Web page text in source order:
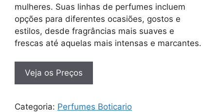
mulheres. Suas linhas de perfumes incluem
opções para diferentes ocasiões, gostos e
estilos, desde fragrâncias mais suaves e
frescas até aquelas mais intensas e marcantes.
Veja os Preços
Categoria: Perfumes Boticario